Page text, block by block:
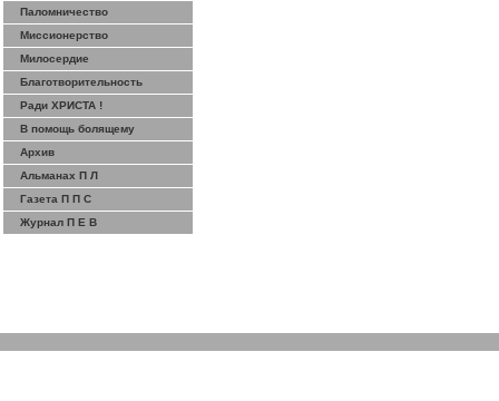
Паломничество
Миссионерство
Милосердие
Благотворительность
Ради ХРИСТА !
В помощь болящему
Архив
Альманах П Л
Газета П П С
Журнал П Е В